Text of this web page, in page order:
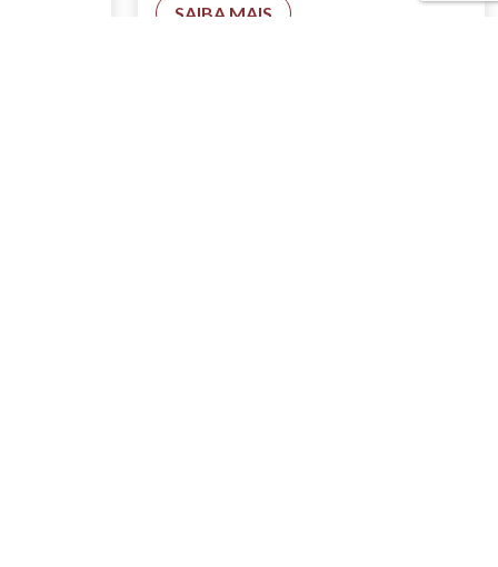
SAIBA MAIS